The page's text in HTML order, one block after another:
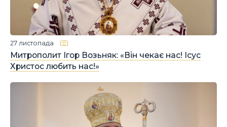
Митрополит Ігор Возьняк: «Він чекає нас! Ісус
Христос любить нас!»
27 листопада